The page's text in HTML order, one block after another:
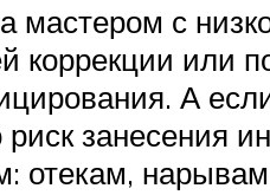
с
коррекции или
А
занесения
отекам,